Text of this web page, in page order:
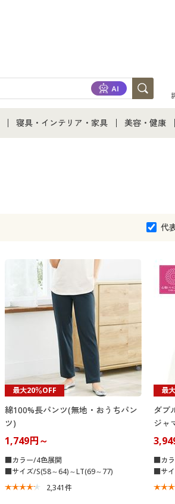
寝具・インテリア・家具 美容・健康
代
最大20％OFF
綿100%長パンツ(無地・おうちパン
ツ)
1,749円～
■カラー/4色展開
■サイズ/S(58～64)～LT(69～77)
2,341件
最
ダブ
ジャ
■カ
■サ